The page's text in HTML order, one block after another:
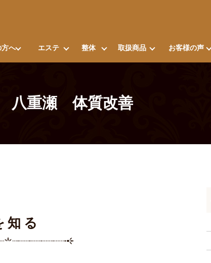
方へ エステ 整体 取扱商品 お客様の声
八重瀬 体質改善
知る